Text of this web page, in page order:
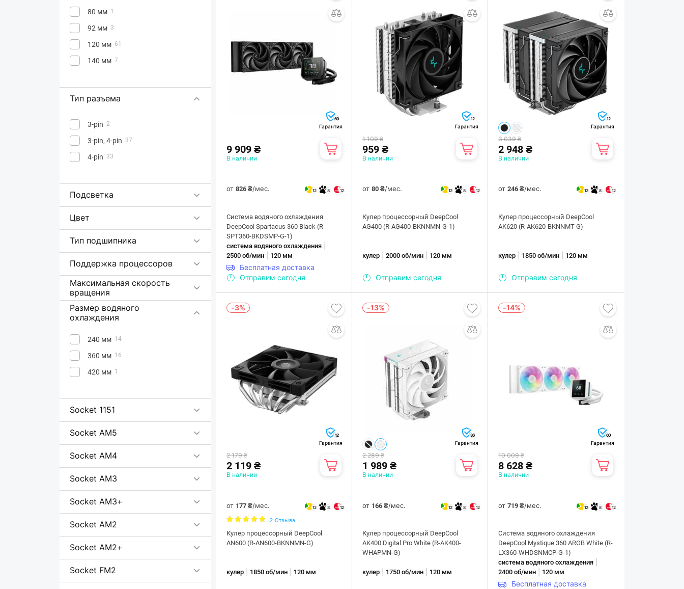
80 мм 1
92 мм 3
120 мм 61
140 мм 7
Тип разъема
3-pin 2
3-pin, 4-pin 37
4-pin 33
Подсветка
Цвет
Тип подшипника
Поддержка процессоров
Максимальная скорость
вращения
Размер водяного
охлаждения
240 мм 14
360 мм 16
420 мм 1
Socket 1151
Socket AM5
Socket AM4
Socket AM3
Socket AM3+
Socket AM2
Socket AM2+
Socket FM2
60
Гарантия
9 909 ₴
В наличии
от 826 ₴/мес. 12 8 12
Система водяного охлаждения
DeepCool Spartacus 360 Black (R-
SPT360-BKDSMP-G-1)
система водяного охлаждения
2500 об/мин 120 мм
Бесплатная доставка
Отправим сегодня
12
Гарантия
1 109 ₴
959 ₴
В наличии
от80 ₴/мес. 12 8 12
Кулер процессорный DeepCool
AG400 (R-AG400-BKNNMN-G-1)
кулер |2000 об/мин 120 мм
Отправим сегодня
12
Гарантия
3 039 ₴
2 948 ₴
В наличии
от246 ₴/мес. 12 8 12
Кулер процессорный DeepCool
AK620 (R-AK620-BKNNMT-G)
кулер 1850 об/мин 120 мм
Отправим сегодня
-3%
12
Гарантия
2 179 ₴
2 119 ₴
В наличии
от 177 ₴/мес. 12 8 12
2 Отзыва
Кулер процессорный DeepCool
AN600 (R-AN600-BKNNMN-G)
кулер 1850 об/мин 120 мм
-13%
36
Гарантия
2 289 ₴
1 989 ₴
В наличии
от 166 ₴/мес. 12 8 12
Кулер процессорный DeepCool
AK400 Digital Pro White (R-AK400-
WHAPMN-G)
кулер 1750 об/мин 120 мм
-14%
60
Гарантия
10 009 ₴
8 628 ₴
В наличии
от719 ₴/мес. 12 8 12
Система водяного охлаждения
DeepCool Mystique 360 ARGB White (R-
LX360-WHDSNMCP-G-1)
система водяного охлаждения
2400 об/мин 120 мм
Бесплатная доставка